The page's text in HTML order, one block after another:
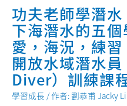
優
點
與
缺
點」
功
夫
老
師
學
潛
功夫老師學潛
下海潛水的五
愛，海況，練
開放水域潛水
Diver）訓練課程
學習成長 / 作者:劉恭甫 Jacky